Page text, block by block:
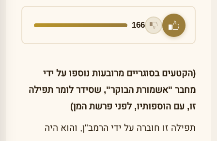
166
(הקטעים בסוגריים מרובעות נוספו על ידי
מחבר "אשמורת הבוקר", שסידר לומר תפילה
זו, עם הוספותיו, לפני פרשת המן)
תפילה זו חוברה על ידי הרמב"ן, והוא היה